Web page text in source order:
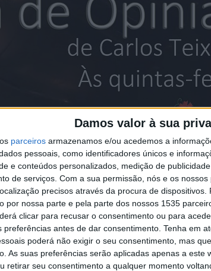
Damos valor à sua
parceiros armazenamos e/ou acedemos a
pessoais, como identificadores únicos e
e conteúdos personalizados, medição de
de serviços. Com a sua permissão, nós e os
precisos através da procura de
por nossa parte e pela parte dos nossos 1535
clicar para recusar o consentimento ou para
preferências antes de dar consentimento. Tenha em
poderá não exigir o seu consentimento, mas
As suas preferências serão aplicadas apenas a este
retirar seu consentimento a qualquer momento